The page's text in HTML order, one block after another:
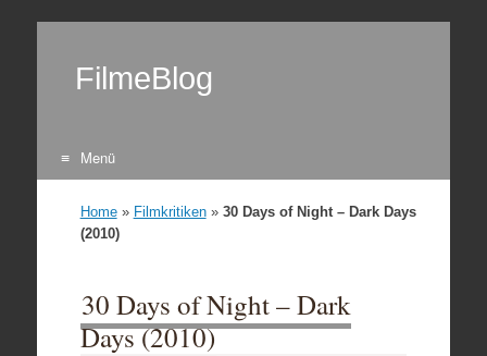
FilmeBlog
Menü
Home» Filmkritiken» 30 Days of Night – Dark Days
(2010)
30 Days of Night – Dark
Days (2010)